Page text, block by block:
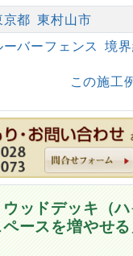
京都 東村山市
ーバーフェンス 境
この施工
ッドデッキ（
ースを増やせ